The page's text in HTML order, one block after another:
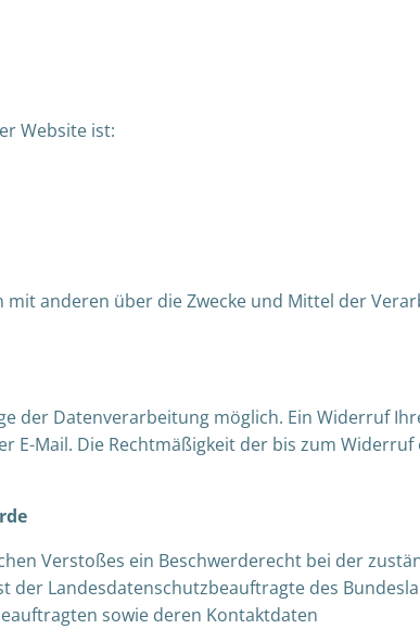
Website ist:
anderen über die Zwecke und Mittel der
der Datenverarbeitung möglich. Ein Widerruf
E-Mail. Die Rechtmäßigkeit der bis zum
Verstoßes ein Beschwerderecht bei der
Landesdatenschutzbeauftragte des
sowie deren Kontaktdaten